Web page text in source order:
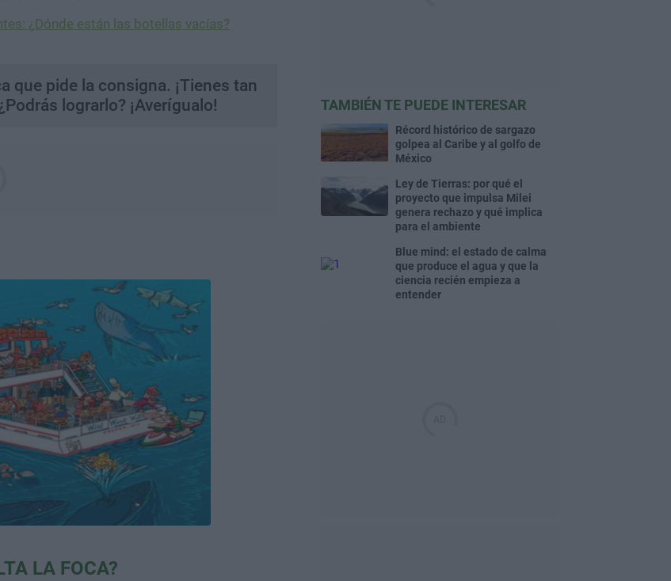
¿Dónde están las botellas vacías?
que pide la consigna. ¡Tienes tan
lograrlo? ¡Averígualo!
LA FOCA?
TAMBIÉN TE PUEDE INTERESAR
Récord histórico de sargazo
golpea al Caribe y al golfo de
México
Ley de Tierras: por qué el
proyecto que impulsa Milei
genera rechazo y qué implica
para el ambiente
Blue mind: el estado de calma
que produce el agua y que la
ciencia recién empieza a
entender